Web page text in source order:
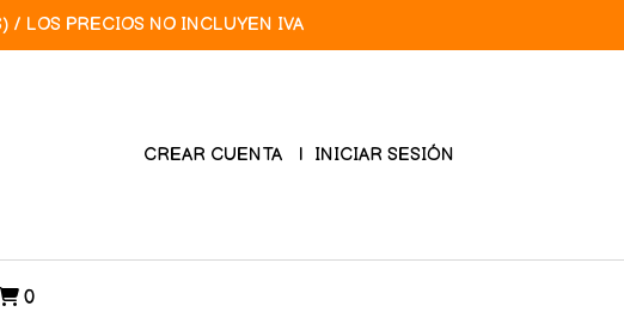
/ LOS PRECIOS NO INCLUYEN IVA
CREAR CUENTA INICIAR SESIÓN
0